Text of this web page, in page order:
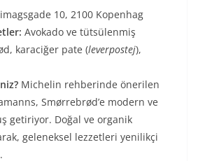
10, 2100 Kopenhag
Avokado ve tütsülenmiş
karaciğer pate (leverpostej),
Michelin rehberinde önerilen
Smørrebrød’e modern ve
getiriyor. Doğal ve organik
geleneksel lezzetleri yenilikçi